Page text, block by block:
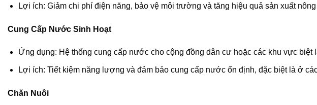
Lợi ích: Giảm chi phí điện năng, bảo vệ môi trường và tăng hiệu quả sản xuất
Cung Cấp Nước Sinh Hoạt
Ứng dụng: Hệ thống cung cấp nước cho cộng đồng dân cư hoặc các khu vực
Lợi ích: Tiết kiệm năng lượng và đảm bảo cung cấp nước ổn định, đặc biệt là ở
Chăn Nuôi